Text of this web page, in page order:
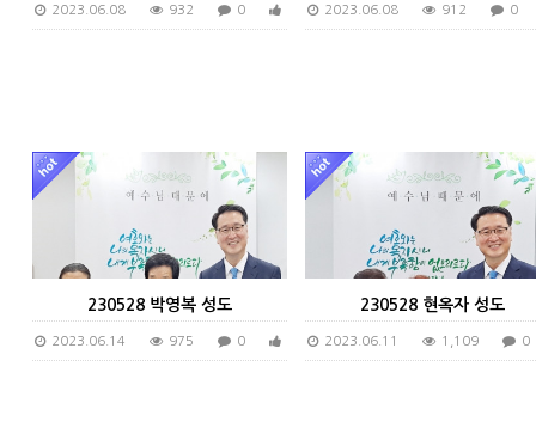
2023.06.08 932 0 2023.06.08 912 0
230528 박영복 성도
2023.06.14 975 0
230528 현옥자 성도
2023.06.11 1,109 0